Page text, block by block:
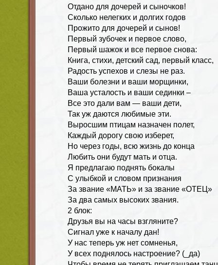
Отдано для дочерей и сыночков!
Сколько нелегких и долгих годов
Прожито для дочерей и сынов!
Первый зубочек и первое слово,
Первый шажок и все первое снова:
Книга, стихи, детский сад, первый класс,
Радость успехов и слезы не раз.
Ваши болезни и ваши морщинки,
Ваша усталость и ваши сединки –
Все это дали вам — ваши дети,
Так уж даются любимые эти.
Выросшим птицам назначен полет,
Каждый дорогу свою изберет,
Но через годы, всю жизнь до конца
Любить они будут мать и отца.
Я предлагаю поднять бокалы
С улыбкой и словом признания
За звание «МАТЬ» и за звание «ОТЕЦ»
За два самых высоких звания.
2 блок:
Друзья вы на часы взгляните?
Сигнал уже к началу дан!
У нас теперь уж нет сомненья,
У всех поднялось настроение? (_да)